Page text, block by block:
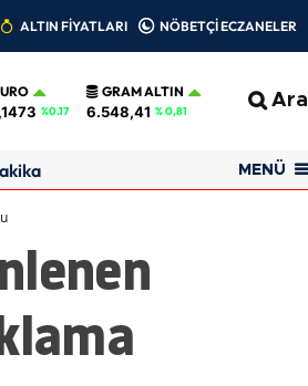
ALTIN FİYATLARI NÖBETÇİ ECZANELER
%0.17
GRAM ALTIN
6.548,41 % 0,81 Ara
MENÜ